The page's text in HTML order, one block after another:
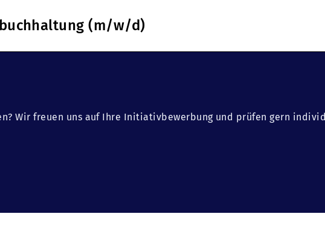
(m/w/d)
Wir freuen uns auf Ihre Initiativbewerbung und prüfen gern